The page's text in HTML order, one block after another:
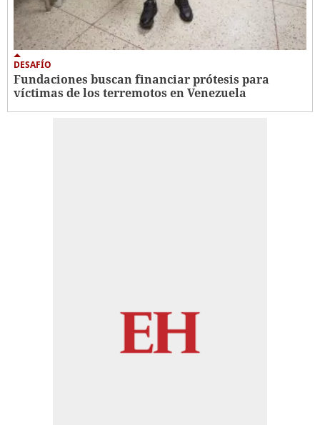
DESAFÍO
Fundaciones buscan financiar prótesis para
víctimas de los terremotos en Venezuela